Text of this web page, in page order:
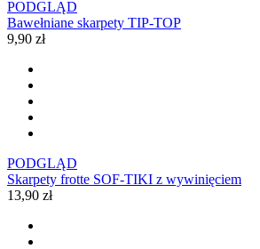
PODGLĄD
Bawełniane skarpety TIP-TOP
9,90 zł
PODGLĄD
Skarpety frotte SOF-TIKI z wywinięciem
13,90 zł